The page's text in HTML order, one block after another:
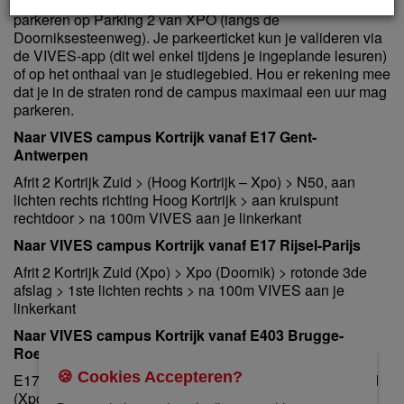
parkeren op Parking 2 van XPO (langs de
Doorniksesteenweg). Je parkeerticket kun je valideren via
de VIVES-app (dit wel enkel tijdens je ingeplande lesuren)
of op het onthaal van je studiegebied. Hou er rekening mee
dat je in de straten rond de campus maximaal een uur mag
parkeren.
Naar VIVES campus Kortrijk vanaf E17 Gent-
Antwerpen
Afrit 2 Kortrijk Zuid > (Hoog Kortrijk – Xpo) > N50, aan
lichten rechts richting Hoog Kortrijk > aan kruispunt
rechtdoor > na 100m VIVES aan je linkerkant
Naar VIVES campus Kortrijk vanaf E17 Rijsel-Parijs
Afrit 2 Kortrijk Zuid (Xpo) > Xpo (Doornik) > rotonde 3de
afslag > 1ste lichten rechts > na 100m VIVES aan je
linkerkant
Naar VIVES campus Kortrijk vanaf E403 Brugge-
Roeselare
E17 richting Kortrijk-Gent-Antwerpen > afrit 2 Kortrijk Zuid
(Xpo) > Xpo (Doornik) > rotonde 3de afslag > 1ste lichten
🍪 Cookies Accepteren?